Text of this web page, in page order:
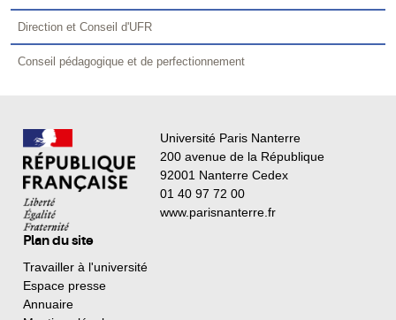
Direction et Conseil d'UFR
Conseil pédagogique et de perfectionnement
Université Paris Nanterre
200 avenue de la République
92001 Nanterre Cedex
01 40 97 72 00
www.parisnanterre.fr
Plan du site
Travailler à l'université
Espace presse
Annuaire